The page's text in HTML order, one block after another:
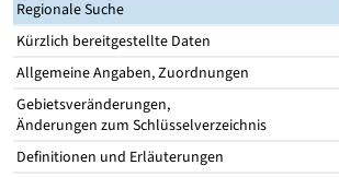
Regionale Suche
Kürzlich bereitgestellte Daten
Allgemeine Angaben, Zuordnungen
Gebietsveränderungen,
Änderungen zum Schlüsselverzeichnis
Definitionen und Erläuterungen